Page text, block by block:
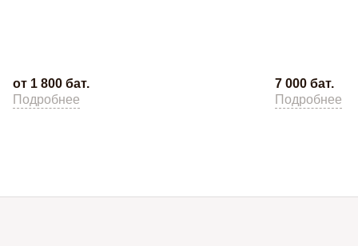
от 1 800 бат.
Подробнее
7 000 бат.
Подробнее